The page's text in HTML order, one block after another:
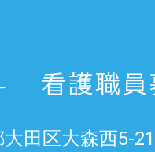
田区大森西5-